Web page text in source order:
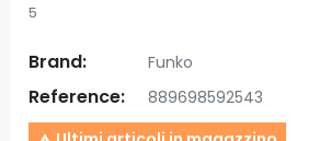
5
Brand: Funko
Reference: 889698592543